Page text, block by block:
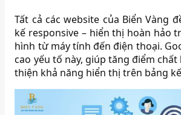
Tất cả các website của Biển Vàng
kế responsive – hiển thị hoàn hảo
hình từ máy tính đến điện thoại.
cao yếu tố này, giúp tăng điểm chất
thiện khả năng hiển thị trên bảng